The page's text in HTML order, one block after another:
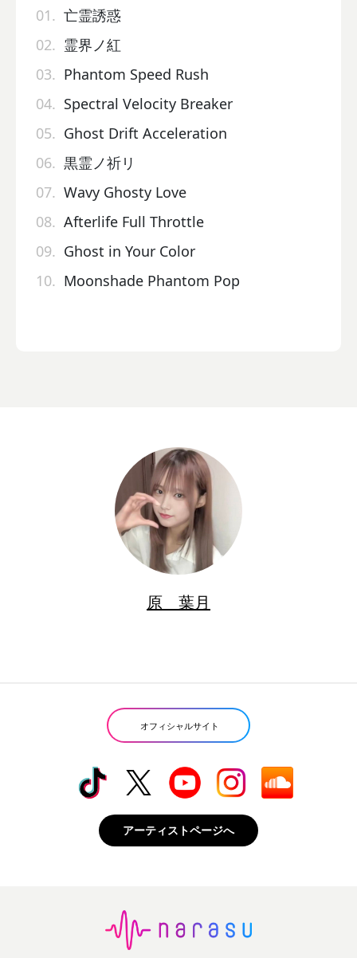
01. 亡霊誘惑
02. 霊界ノ紅
03. Phantom Speed Rush
04. Spectral Velocity Breaker
05. Ghost Drift Acceleration
06. 黒霊ノ祈リ
07. Wavy Ghosty Love
08. Afterlife Full Throttle
09. Ghost in Your Color
10. Moonshade Phantom Pop
原 葉月
オフィシャルサイト
アーティストページへ